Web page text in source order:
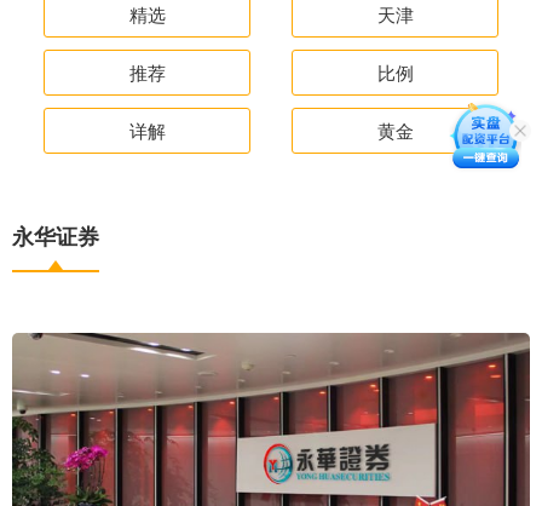
精选 天津
推荐 比例
详解 黄金
永华证券